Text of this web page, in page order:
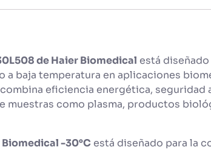
de Haier Biomedical está
a baja temperatura en aplicaciones
eficiencia energética, seguridad
muestras como plasma, productos
-30°C está diseñado para la